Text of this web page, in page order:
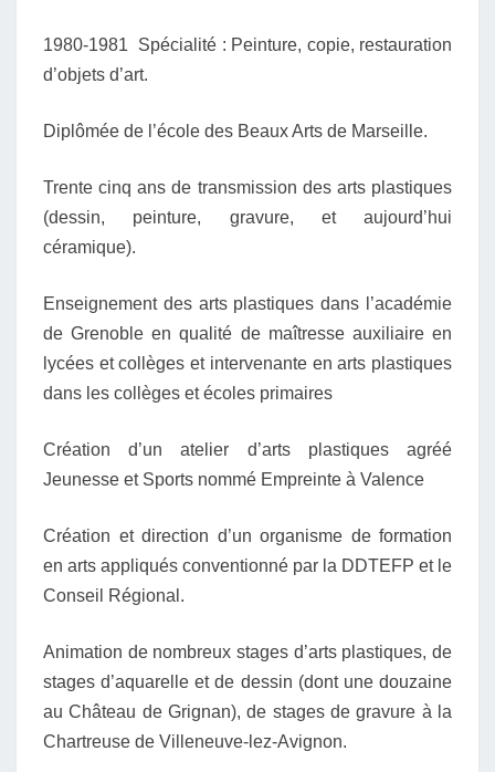
1980-1981 Spécialité : Peinture, copie, restauration
d’objets d’art.
Diplômée de l’école des Beaux Arts de Marseille.
Trente cinq ans de transmission des arts plastiques
(dessin, peinture, gravure, et aujourd’hui
céramique).
Enseignement des arts plastiques dans l’académie
de Grenoble en qualité de maîtresse auxiliaire en
lycées et collèges et intervenante en arts plastiques
dans les collèges et écoles primaires
Création d’un atelier d’arts plastiques agréé
Jeunesse et Sports nommé Empreinte à Valence
Création et direction d’un organisme de formation
en arts appliqués conventionné par la DDTEFP et le
Conseil Régional.
Animation de nombreux stages d’arts plastiques, de
stages d’aquarelle et de dessin (dont une douzaine
au Château de Grignan), de stages de gravure à la
Chartreuse de Villeneuve-lez-Avignon.